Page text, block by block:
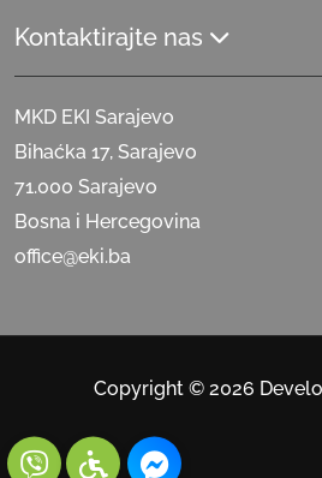
Kontaktirajte nas
MKD EKI Sarajevo
Bihaćka 17, Sarajevo
71.000 Sarajevo
Bosna i Hercegovina
office@eki.ba
Copyright © 2026